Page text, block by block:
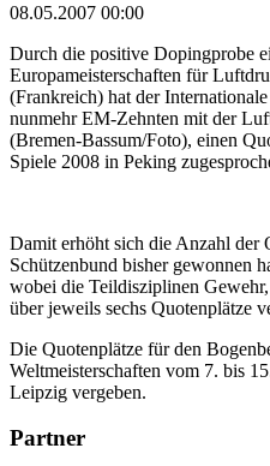
08.05.2007 00:00
Durch die positive Dopingprobe
Europameisterschaften für
(Frankreich) hat der
nunmehr EM-Zehnten mit der
(Bremen-Bassum/Foto), einen
Spiele 2008 in Peking
Damit erhöht sich die Anzahl der
Schützenbund bisher gewonnen
wobei die Teildisziplinen
über jeweils sechs Quotenplätze
Die Quotenplätze für den
Weltmeisterschaften vom 7. bis
Leipzig vergeben.
Partner